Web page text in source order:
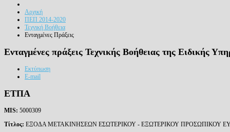
Αρχική
ΠΕΠ 2014-2020
Τεχνική Βοήθεια
Ενταγμένες Πράξεις
Ενταγμένες πράξεις Τεχνικής Βοήθειας της Ειδικής
Εκτύπωση
E-mail
ΕΤΠΑ
MIS: 5000309
Τίτλος: ΕΞΟΔΑ ΜΕΤΑΚΙΝΗΣΕΩΝ ΕΣΩΤΕΡΙΚΟΥ - ΕΞΩΤΕΡΙΚΟΥ ΠΡΟΣΩΠΙΚΟΥ